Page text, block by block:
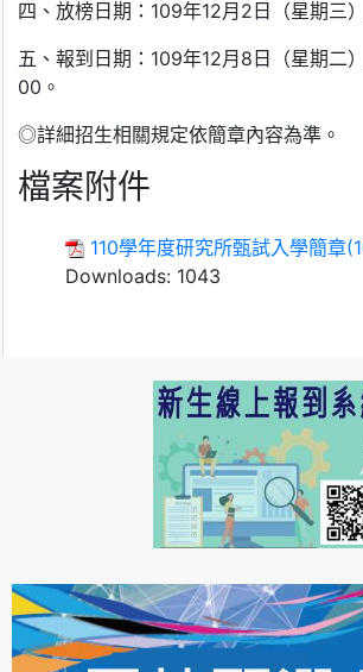
四、放榜日期：109年12月2日（星期三
五、報到日期：109年12月8日（星期二
00。
◎詳細招生相關規定依簡章內容為準。
檔案附件
110學年度研究所甄試入學簡章
Downloads: 1043